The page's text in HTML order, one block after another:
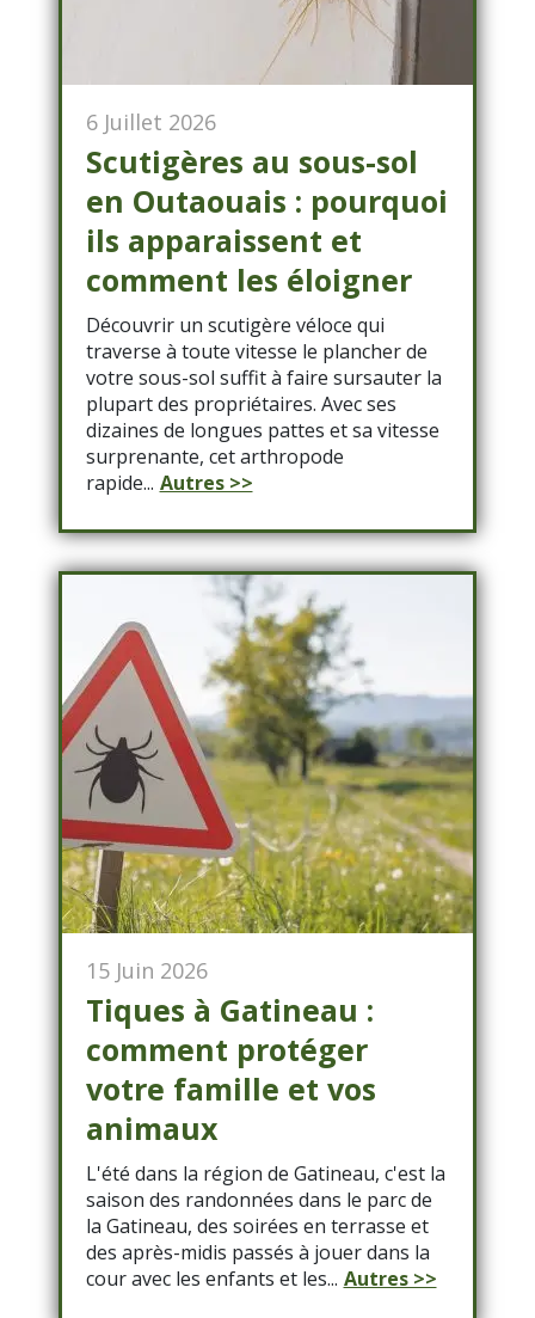
6 Juillet 2026
Scutigères au sous-sol
en Outaouais : pourquoi
ils apparaissent et
comment les éloigner
Découvrir un scutigère véloce qui
traverse à toute vitesse le plancher de
votre sous-sol suffit à faire sursauter la
plupart des propriétaires. Avec ses
dizaines de longues pattes et sa vitesse
surprenante, cet arthropode
rapide... Autres >>
15 Juin 2026
Tiques à Gatineau :
comment protéger
votre famille et vos
animaux
L'été dans la région de Gatineau, c'est la
saison des randonnées dans le parc de
la Gatineau, des soirées en terrasse et
des après-midis passés à jouer dans la
cour avec les enfants et les... Autres >>